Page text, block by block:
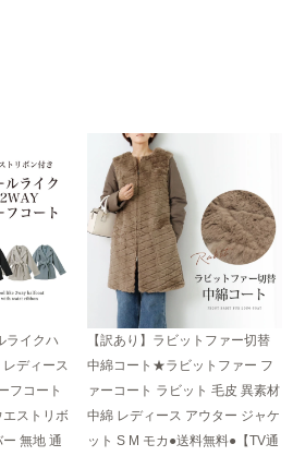
ライクハ
ディース
フコート
エストリボ
無地 通
【訳あり】ラビットファー切替
中綿コート★ラビットファー フ
ァーコート ラビット 毛皮 異素材
中綿 レディース アウター ジャケ
ット S M モカ●送料無料●【TV通